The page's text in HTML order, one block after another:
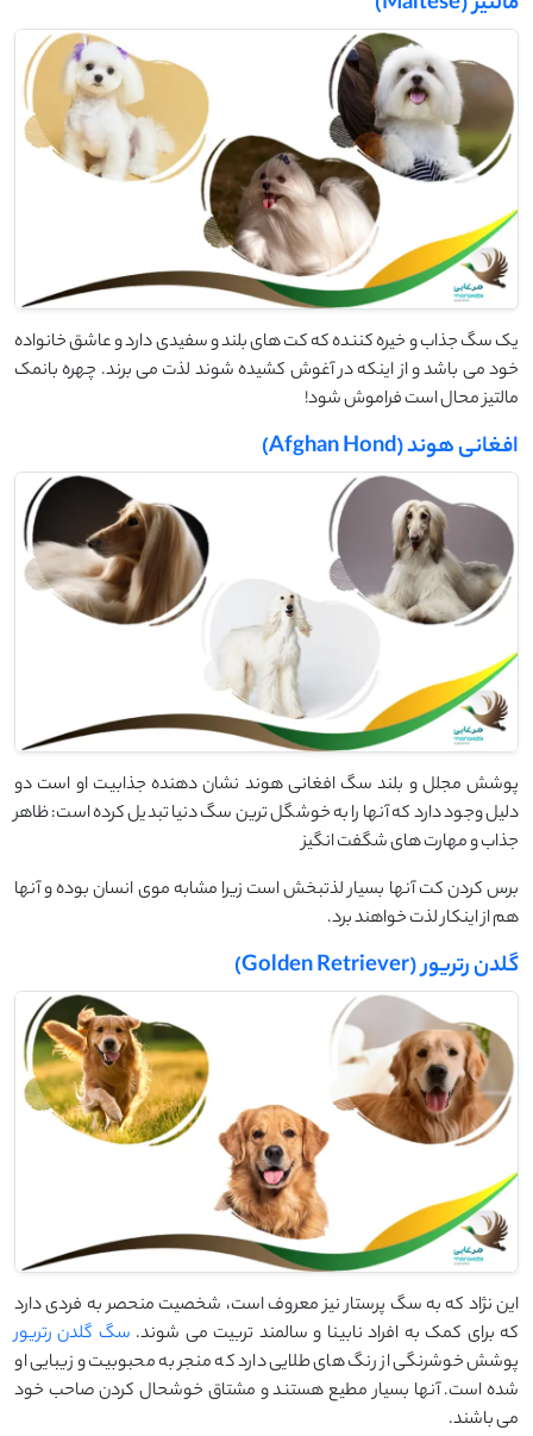
یک سگ جذاب و خیره کننده که کت های بلند و سفیدی دارد و عاشق خانواده
خود می باشد و از اینکه در آغوش کشیده شوند لذت می برند. چهره بانمک
مالتیز محال است فراموش شود!
افغانی هوند (Afghan Hond)
پوشش مجلل و بلند سگ افغانی هوند نشان دهنده جذابیت او است دو
دلیل وجود دارد که آنها را به خوشگل ترین سگ دنیا تبدیل کرده است: ظاهر
جذاب و مهارت های شگفت انگیز
برس کردن کت آنها بسیار لذتبخش است زیرا مشابه موی انسان بوده و آنها
هم از اینکار لذت خواهند برد.
گلدن رتریور (Golden Retriever)
این نژاد که به سگ پرستار نیز معروف است، شخصیت منحصر به فردی دارد
که برای کمک به افراد نابینا و سالمند تربیت می شوند. سگ گلدن رتریور
پوشش خوشرنگی از رنگ های طلایی دارد که منجر به محبوبیت و زیبایی او
شده است. آنها بسیار مطیع هستند و مشتاق خوشحال کردن صاحب خود
می باشند.